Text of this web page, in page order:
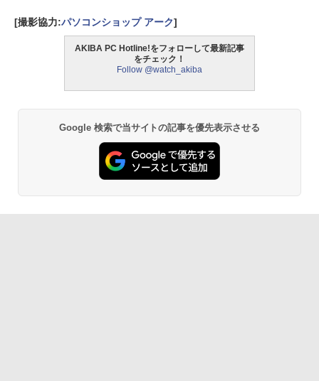
[撮影協力:パソコンショップ アーク]
AKIBA PC Hotline!をフォローして最新記事
をチェック！
Follow @watch_akiba
Google 検索で当サイトの記事を優先表示させる